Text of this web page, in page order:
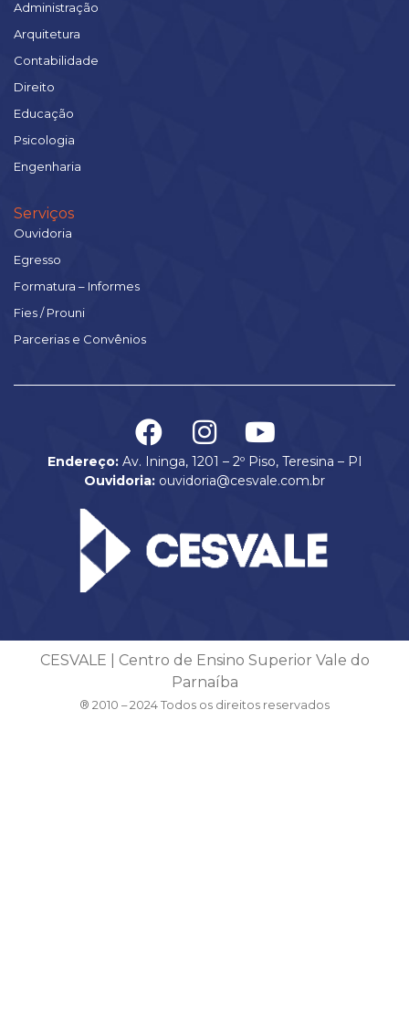
Administração
Arquitetura
Contabilidade
Direito
Educação
Psicologia
Engenharia
Serviços
Ouvidoria
Egresso
Formatura – Informes
Fies / Prouni
Parcerias e Convênios
Endereço:Av. Ininga, 1201 – 2º Piso, Teresina – PI
Ouvidoria: ouvidoria@cesvale.com.br
CESVALE | Centro de Ensino Superior Vale do
Parnaíba
® 2010 – 2024 Todos os direitos reservados